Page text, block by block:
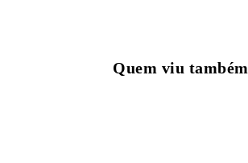
Quem viu